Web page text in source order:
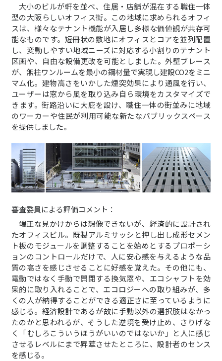
大小のビルが軒を並べ、住居・店舗が混在する職住一体
型の大阪らしいオフィス街。この地域に求められるオフィ
スは、様々なテナント機能が入居し多様な価値観が共存可
能なものです。短冊状の敷地にオフィスとコアを並列配置
し、変動しやすい地域ニーズに対応する小割りのテナント
区画や、自由な設備更改を可能としました。外壁ブレース
が、無柱ワンルームを最小の鋼材量で実現し建設CO2をミニ
マム化。建物高さをいかした煙突効果により通風を行い、
ユーザーは窓から風を取り込み自ら環境をカスタマイズで
きます。街路沿いに大庇を設け、職住一体の街並みに地域
のワーカーや住民が利用可能な新たなパブリックスペース
を提供しました。
審査委員による評価コメント：
端正な見かけからは想像できないが、経済的に設計され
たオフィスビル。既製アルミサッシと押し出し成形セメン
ト板のモジュールを調整することを始めとするプロポーシ
ョンのコントロールだけで、人に安心感を与えるような品
質の高さを感じさせることに好感を覚えた。その他にも、
電動ではなく手動で開閉する換気窓や、エコシャフトを効
果的に取り入れることで、エコロジーへの取り組みが、多
くの人が納得することができる適正さに至っているように
感じる。経済設計であるが故に手動以外の選択肢はなかっ
たのかと思われるが、そうした逆境を受け止め、さりげな
く「むしろこういうほうがいいのではないか」と人に感じ
させるレベルにまで昇華させたところに、設計者のセンス
を感じる。